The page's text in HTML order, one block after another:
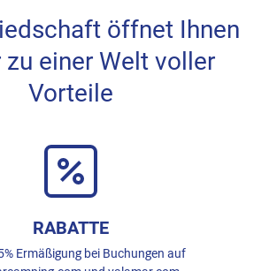
öffnet Ihnen
zu einer Welt voller
Vorteile
RABATTE
Ermäßigung bei Buchungen auf